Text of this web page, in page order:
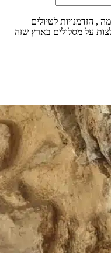
, הזדמנויות לטיולים
על מסלולים בארץ שזה